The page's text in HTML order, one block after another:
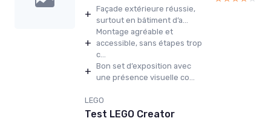
+ Façade extérieure réussie,
surtout en bâtiment d’a...
+
Montage agréable et
accessible, sans étapes trop
c...
+ Bon set d’exposition avec
une présence visuelle co...
LEGO
Test LEGO Creator